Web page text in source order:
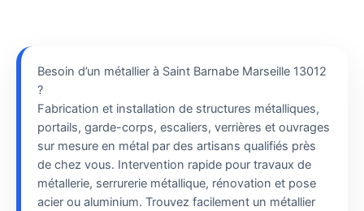
Besoin d’un métallier à Saint Barnabe Marseille 13012
?
Fabrication et installation de structures métalliques,
portails, garde-corps, escaliers, verrières et ouvrages
sur mesure en métal par des artisans qualifiés près
de chez vous. Intervention rapide pour travaux de
métallerie, serrurerie métallique, rénovation et pose
acier ou aluminium. Trouvez facilement un métallier